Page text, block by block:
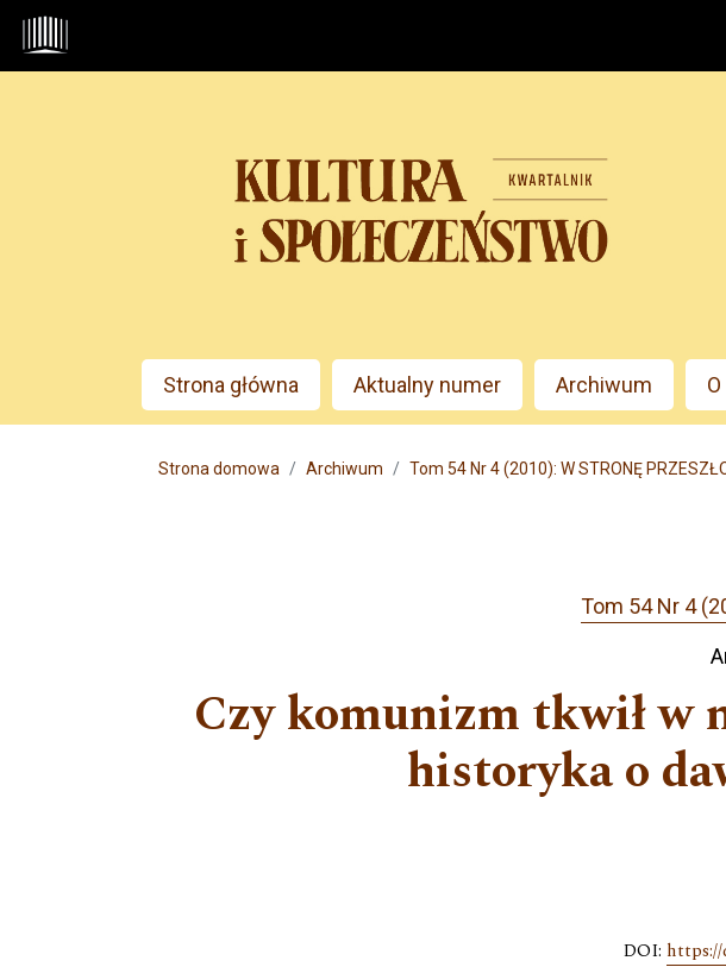
Przejdź do głównego menu
Przejdź do sekcji głównej
Przejdź do stopki
Admin menu
Main menu
Strona główna Aktualny numer Archiwum
Strona domowa Archiwum Tom 54 Nr 4 (2010): W STRONĘ
Tom 54 Nr 4
Czy komunizm tkwił w
historyka o
DOI: https://